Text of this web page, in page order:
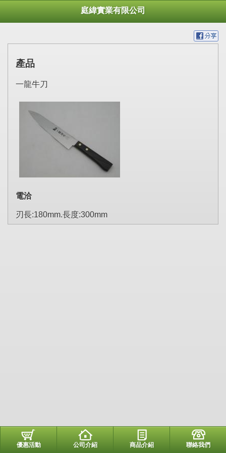
庭緯實業有限公司
產品
一龍牛刀
電洽
刃長:180mm.長度:300mm
優惠活動 公司介紹 商品介紹 聯絡我們